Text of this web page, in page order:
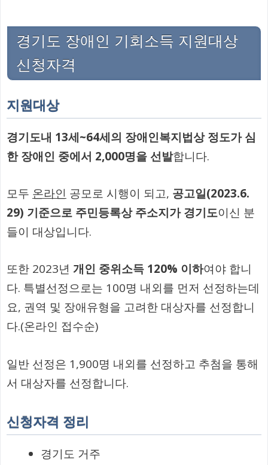
경기도 장애인 기회소득 지원대상
신청자격
지원대상
경기도내 13세~64세의 장애인복지법상 정도가 심
한 장애인 중에서 2,000명을 선발합니다.
모두 온라인 공모로 시행이 되고, 공고일(2023.6.
29) 기준으로 주민등록상 주소지가 경기도이신 분
들이 대상입니다.
또한 2023년 개인 중위소득 120% 이하여야 합니
다. 특별선정으로는 100명 내외를 먼저 선정하는데
요, 권역 및 장애유형을 고려한 대상자를 선정합니
다.(온라인 접수순)
일반 선정은 1,900명 내외를 선정하고 추첨을 통해
서 대상자를 선정합니다.
신청자격 정리
경기도 거주